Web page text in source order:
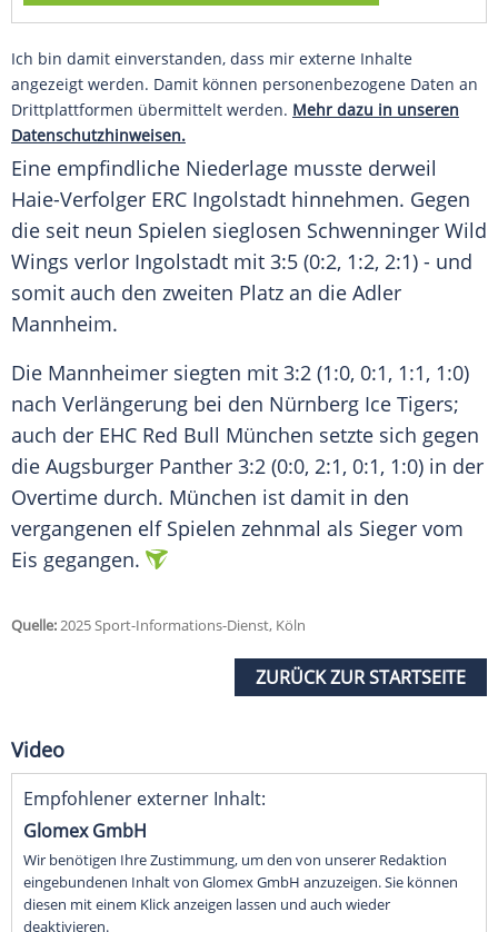
Ich bin damit einverstanden, dass mir externe Inhalte
angezeigt werden. Damit können personenbezogene Daten an
Drittplattformen übermittelt werden. Mehr dazu in unseren
Datenschutzhinweisen.
Eine empfindliche Niederlage musste derweil
Haie-Verfolger ERC Ingolstadt hinnehmen. Gegen
die seit neun Spielen sieglosen Schwenninger Wild
Wings verlor Ingolstadt mit 3:5 (0:2, 1:2, 2:1) - und
somit auch den zweiten Platz an die Adler
Mannheim.
Die Mannheimer siegten mit 3:2 (1:0, 0:1, 1:1, 1:0)
nach Verlängerung bei den Nürnberg Ice Tigers;
auch der EHC Red Bull München setzte sich gegen
die Augsburger Panther 3:2 (0:0, 2:1, 0:1, 1:0) in der
Overtime durch. München ist damit in den
vergangenen elf Spielen zehnmal als Sieger vom
Eis gegangen.
Quelle:2025 Sport-Informations-Dienst, Köln
ZURÜCK ZUR STARTSEITE
Video
Empfohlener externer Inhalt:
Glomex GmbH
Wir benötigen Ihre Zustimmung, um den von unserer Redaktion
eingebundenen Inhalt von Glomex GmbH anzuzeigen. Sie können
diesen mit einem Klick anzeigen lassen und auch wieder
deaktivieren.